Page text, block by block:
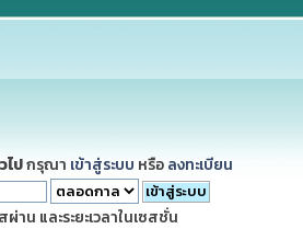
ไปกรุณา เข้าสู่ระบบ หรือ ลงทะเบียน
าน และระยะเวลาในเซสชั่น